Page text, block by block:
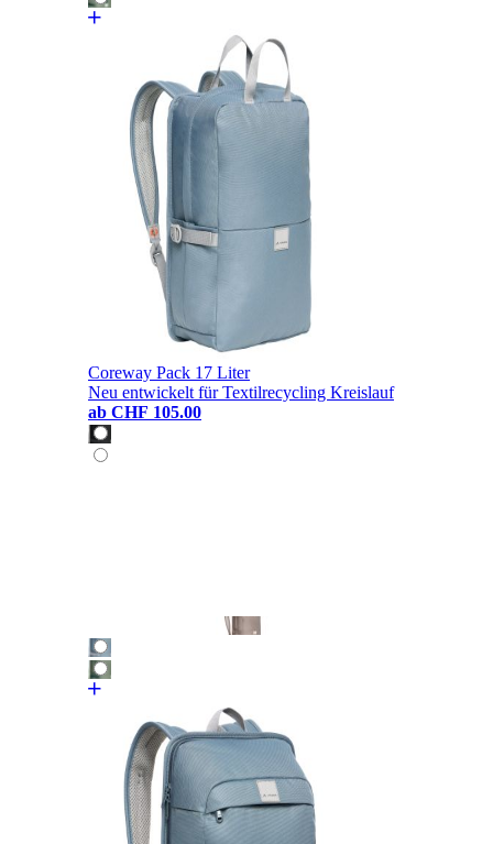
Coreway Pack 17 Liter
Neu entwickelt für Textilrecycling Kreislauf
ab CHF 105.00